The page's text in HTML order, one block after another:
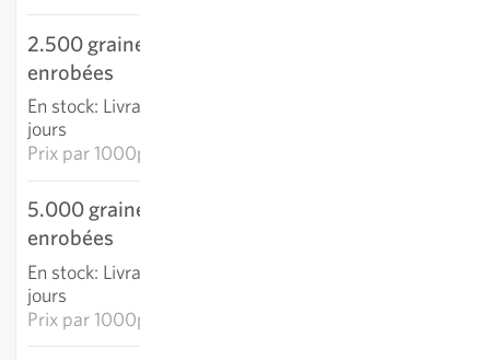
2.500 graines
enrobées
En stock: Livraison 3-5
jours
Prix par1000p: 18,25 €
5.000 graines
enrobées
En stock: Livraison 3-5
jours
Prix par1000p: 15,43 €